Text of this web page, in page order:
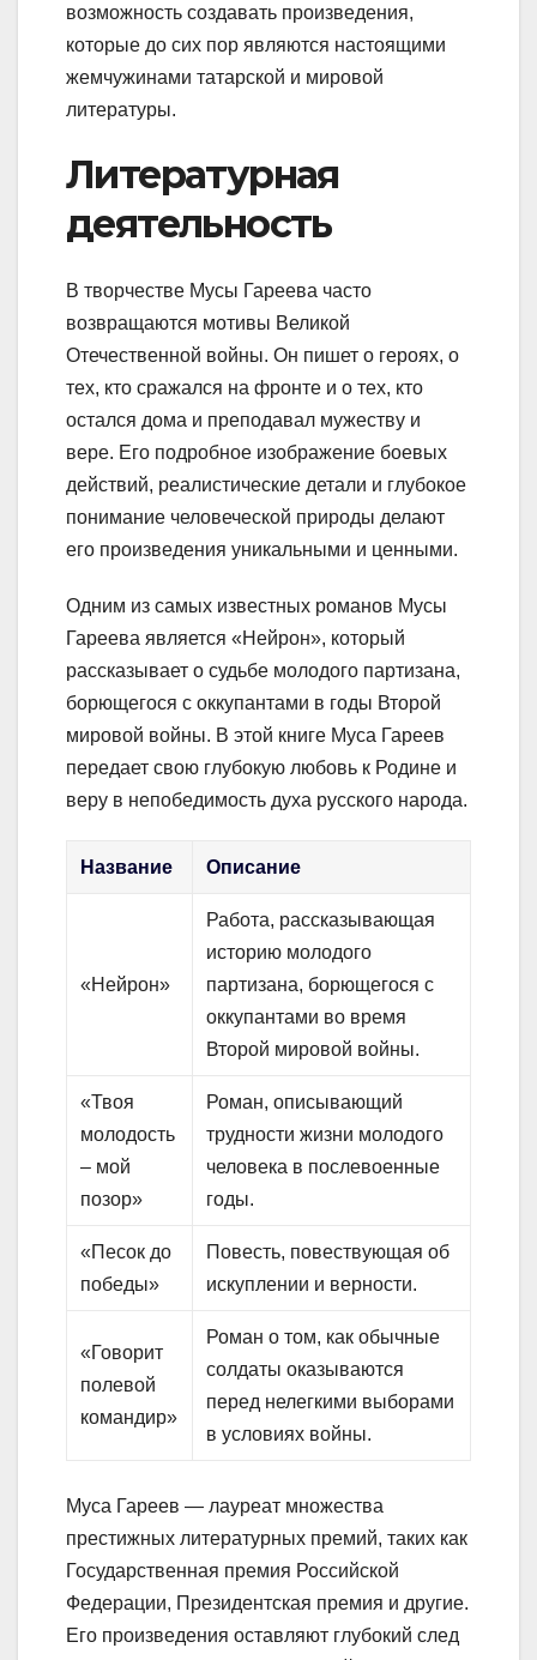
возможность создавать произведения,
которые до сих пор являются настоящими
жемчужинами татарской и мировой
литературы.
Литературная
деятельность
В творчестве Мусы Гареева часто
возвращаются мотивы Великой
Отечественной войны. Он пишет о героях, о
тех, кто сражался на фронте и о тех, кто
остался дома и преподавал мужеству и
вере. Его подробное изображение боевых
действий, реалистические детали и глубокое
понимание человеческой природы делают
его произведения уникальными и ценными.
Одним из самых известных романов Мусы
Гареева является «Нейрон», который
рассказывает о судьбе молодого партизана,
борющегося с оккупантами в годы Второй
мировой войны. В этой книге Муса Гареев
передает свою глубокую любовь к Родине и
веру в непобедимость духа русского народа.
Название Описание
«Нейрон»
Работа, рассказывающая
историю молодого
партизана, борющегося с
оккупантами во время
Второй мировой войны.
«Твоя
молодость
– мой
позор»
Роман, описывающий
трудности жизни молодого
человека в послевоенные
годы.
«Песок до
победы»
Повесть, повествующая об
искуплении и верности.
«Говорит
полевой
командир»
Роман о том, как обычные
солдаты оказываются
перед нелегкими выборами
в условиях войны.
Муса Гареев — лауреат множества
престижных литературных премий, таких как
Государственная премия Российской
Федерации, Президентская премия и другие.
Его произведения оставляют глубокий след